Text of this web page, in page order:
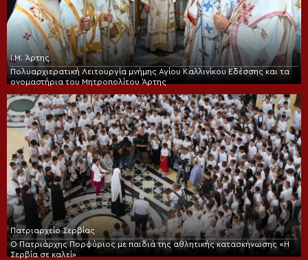
Ι.Μ. Άρτης
Πολυαρχιερατική Λειτουργία μνήμης Αγίου Καλλινίκου Εδέσσης και τα
ονομαστήρια του Μητροπολίτου Άρτης
Πατριαρχείο Σερβίας
Ο Πατριάρχης Πορφύριος με παιδιά της αθλητικής κατασκήνωσης «Η
Σερβία σε καλεί»